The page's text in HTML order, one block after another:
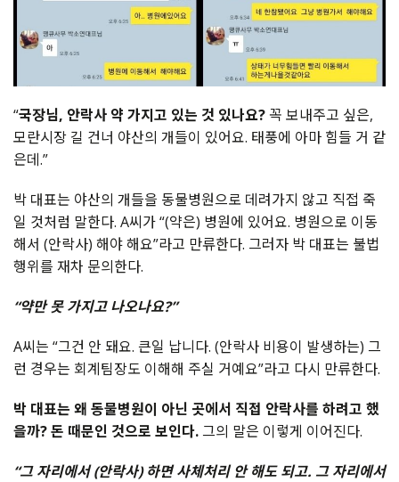
“국장님, 안락사 약 가지고 있는 것 있나요? 꼭 보내주고 싶은,
모란시장 길 건너 야산의 개들이 있어요. 태풍에 아마 힘들 거 같
은데.”
박 대표는 야산의 개들을 동물병원으로 데려가지 않고 직접 죽
일 것처럼 말한다. A씨가 “(약은) 병원에 있어요. 병원으로 이동
해서 (안락사) 해야 해요”라고 만류한다. 그러자 박 대표는 불법
행위를 재차 문의한다.
“약만 못 가지고 나오나요?”
A씨는 “그건 안 돼요. 큰일 납니다. (안락사 비용이 발생하는) 그
런 경우는 회계팀장도 이해해 주실 거예요”라고 다시 만류한다.
박 대표는 왜 동물병원이 아닌 곳에서 직접 안락사를 하려고 했
을까? 돈 때문인 것으로 보인다. 그의 말은 이렇게 이어진다.
“그 자리에서 (안락사) 하면 사체처리 안 해도 되고. 그 자리에서